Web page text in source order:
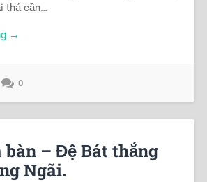
thả cần…
→
0
bàn – Đệ Bát thắng
Ngãi.